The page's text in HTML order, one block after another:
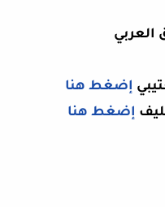
العربي
إضغط هنا
إضغط هنا